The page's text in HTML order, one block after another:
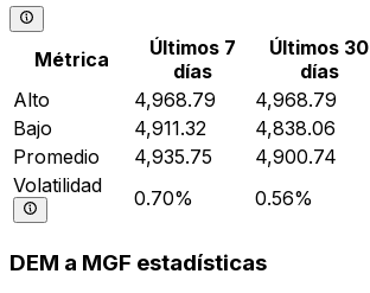
Métrica
Últimos 7
días
Últimos 30
días
Alto
4,968.79 4,968.79
Bajo
4,911.32 4,838.06
Promedio
4,935.75 4,900.74
Volatilidad
0.70% 0.56%
DEM a MGF estadísticas